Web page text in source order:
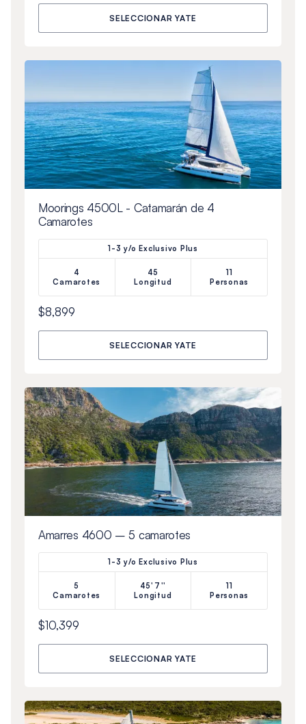
SELECCIONAR YATE
Moorings 4500L - Catamarán de 4
Camarotes
1-3 y/o Exclusivo Plus
4
Camarotes
45
Longitud
11
Personas
$8,899
SELECCIONAR YATE
Amarres 4600 – 5 camarotes
1-3 y/o Exclusivo Plus
5
Camarotes
45'7''
Longitud
11
Personas
$10,399
SELECCIONAR YATE